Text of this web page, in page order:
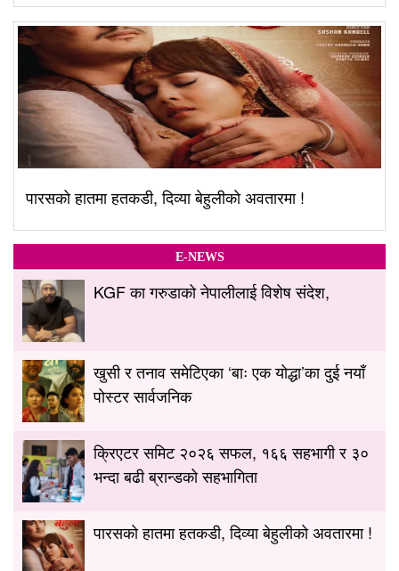
पारसको हातमा हतकडी, दिव्या बेहुलीको अवतारमा !
E-NEWS
KGF का गरुडाको नेपालीलाई विशेष संदेश,
खुसी र तनाव समेटिएका ‘बाः एक योद्धा’का दुई नयाँ
पोस्टर सार्वजनिक
क्रिएटर समिट २०२६ सफल, १६६ सहभागी र ३०
भन्दा बढी ब्रान्डको सहभागिता
पारसको हातमा हतकडी, दिव्या बेहुलीको अवतारमा !